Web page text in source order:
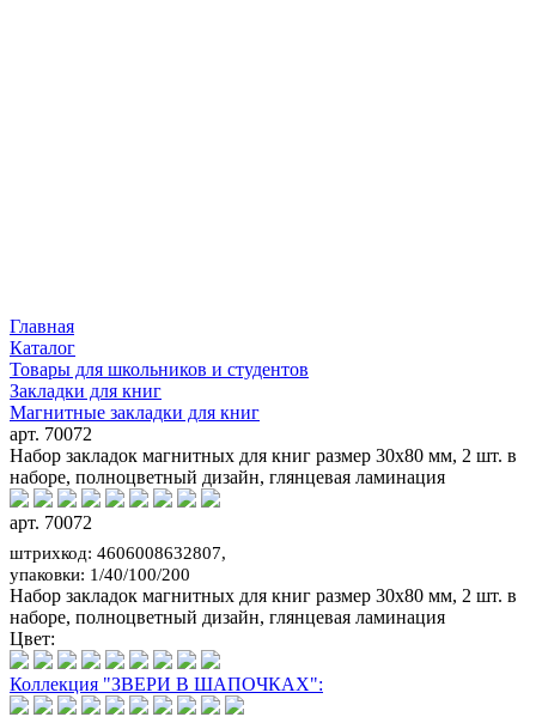
Главная
Каталог
Товары для школьников и студентов
Закладки для книг
Магнитные закладки для книг
арт. 70072
Набор закладок магнитных для книг размер 30x80 мм, 2 шт. в
наборе, полноцветный дизайн, глянцевая ламинация
арт. 70072
штрихкод: 4606008632807,
упаковки: 1/40/100/200
Набор закладок магнитных для книг размер 30x80 мм, 2 шт. в
наборе, полноцветный дизайн, глянцевая ламинация
Цвет:
Коллекция "ЗВЕРИ В ШАПОЧКАХ":